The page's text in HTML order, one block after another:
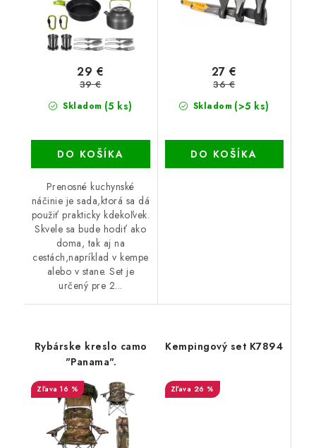
Skladom (5 ks)
29 €
39 €
DO KOŠÍKA
Prenosné kuchynské
náčinie je sada,ktorá sa dá
použiť prakticky kdekoľvek.
Skvele sa bude hodiť ako
doma, tak aj na
cestách,napríklad v kempe
alebo v stane. Set je
určený pre 2...
Skladom (>5 ks)
27 €
36 €
DO KOŠÍKA
Rybárske kreslo camo
"Panama".
16 %
Kempingový set K7894
26 %